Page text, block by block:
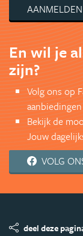
En wil je
zijn?
Volg ons op
Bekijk de
Jouw
VOLG
deel deze